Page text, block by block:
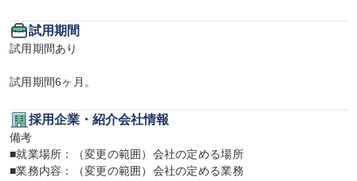
試用期間
試用期間あり
試用期間6ヶ月。
採用企業・紹介会社情報
備考
■就業場所：（変更の範囲）会社の定める場所
■業務内容：（変更の範囲）会社の定める業務